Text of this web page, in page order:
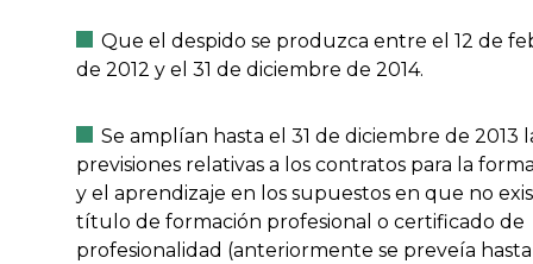
Que el despido se produzca entre el 12 de
de 2012 y el 31 de diciembre de 2014.
Se amplían hasta el 31 de diciembre de 2013
previsiones relativas a los contratos para la
y el aprendizaje en los supuestos en que no
título de formación profesional o certificado de
profesionalidad (anteriormente se preveía hasta